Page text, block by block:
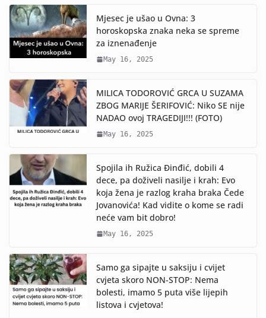
Mjesec je ušao u Ovna: 3
horoskopska znaka neka se spreme
za iznenađenje
May 16, 2025
MILICA TODOROVIĆ GRCA U SUZAMA
ZBOG MARIJE ŠERIFOVIĆ: Niko SE nije
NADAO ovoj TRAGEDIJI!!! (FOTO)
May 16, 2025
Spojila ih Ružica Đinđić, dobili 4
dece, pa doživeli nasilje i krah: Evo
koja žena je razlog kraha braka Čede
Jovanovića! Kad vidite o kome se radi
neće vam bit dobro!
May 16, 2025
Samo ga sipajte u saksiju i cvijet
cvjeta skoro NON-STOP: Nema
bolesti, imamo 5 puta više lijepih
listova i cvjetova!